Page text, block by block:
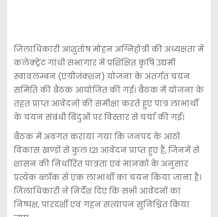
जिलाधिकारी आशुतोष मोहन अग्निहोत्री की अध्यक्षता में
कलेक्ट्रेट गांधी सभागार में प्रशिक्षित कृषि उद्यमी
स्वावलम्बन (एग्रीजंक्शन) योजना के अंतर्गत चयन
समिति की बैठक आयोजित की गई। बैठक में योजना के
तहत प्राप्त आवेदनों की समीक्षा करते हुए पात्र लाभार्थी
के चयन संबंधी बिंदुओं पर विस्तार से चर्चा की गई।
बैठक में अवगत कराया गया कि जनपद के आठों
विकास खण्डों से कुल 121 आवेदन प्राप्त हुए हैं, जिनमें से
शासन की निर्धारित पात्रता एवं मानकों के अनुसार
प्रत्येक ब्लॉक से एक लाभार्थी का चयन किया जाना है।
जिलाधिकारी ने निर्देश दिए कि सभी आवेदनों का
निष्पक्ष, पारदर्शी एवं गहन सत्यापन सुनिश्चित किया